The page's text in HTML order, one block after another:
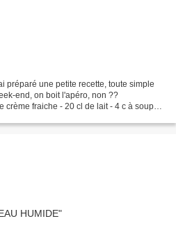
préparé une petite recette, toute simple
end, on boit l'apéro, non ??
crème fraiche - 20 cl de lait - 4 c à soupe